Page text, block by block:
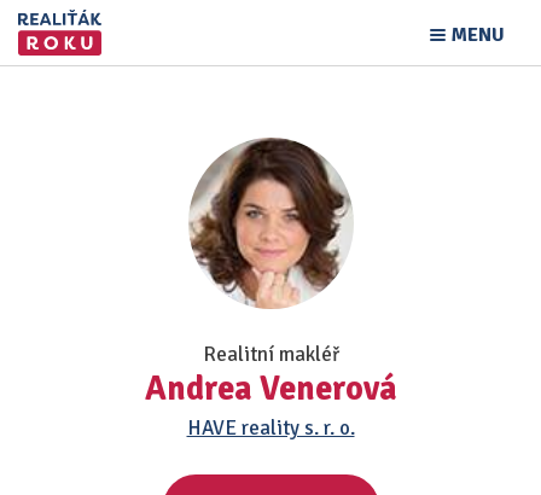
MENU
Realitní makléř
Andrea Venerová
HAVE reality s. r. o.